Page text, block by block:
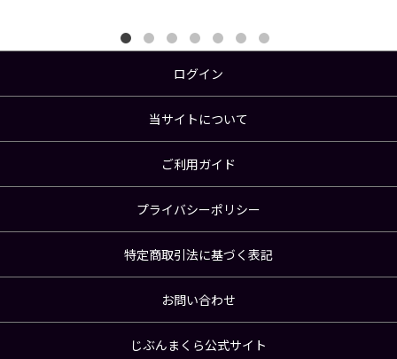
ログイン
当サイトについて
ご利用ガイド
プライバシーポリシー
特定商取引法に基づく表記
お問い合わせ
じぶんまくら公式サイト